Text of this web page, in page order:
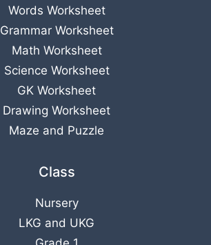
Words Worksheet
Grammar Worksheet
Math Worksheet
Science Worksheet
GK Worksheet
Drawing Worksheet
Maze and Puzzle
Class
Nursery
LKG and UKG